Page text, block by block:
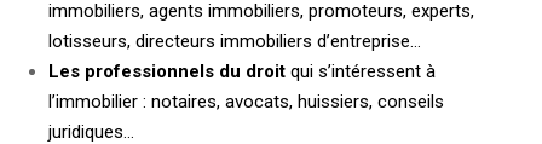
immobiliers, agents immobiliers, promoteurs, experts,
lotisseurs, directeurs immobiliers d’entreprise…
Les professionnels du droit qui s’intéressent à
l’immobilier : notaires, avocats, huissiers, conseils
juridiques…